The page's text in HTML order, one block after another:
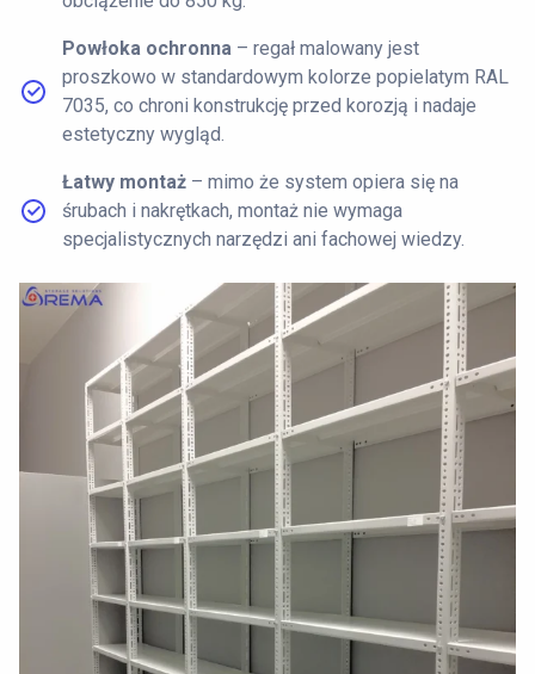
Powłoka ochronna – regał malowany jest
proszkowo w standardowym kolorze popielatym RAL
7035, co chroni konstrukcję przed korozją i nadaje
estetyczny wygląd.
Łatwy montaż – mimo że system opiera się na
śrubach i nakrętkach, montaż nie wymaga
specjalistycznych narzędzi ani fachowej wiedzy.